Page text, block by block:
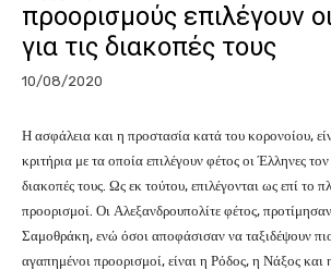
προορισμούς επιλέγουν
για τις διακοπές τους
10/08/2020
Η ασφάλεια και η προστασία κατά του κορονοίου,
κριτήρια με τα οποία επιλέγουν φέτος οι Έλληνες
διακοπές τους. Ως εκ τούτου, επιλέγονται ως επί το
προορισμοί. Οι Αλεξανδρουπολίτε φέτος,
Σαμοθράκη, ενώ όσοι αποφάσισαν να ταξιδέψουν
αγαπημένοι προορισμοί, είναι η Ρόδος, η Νάξος και